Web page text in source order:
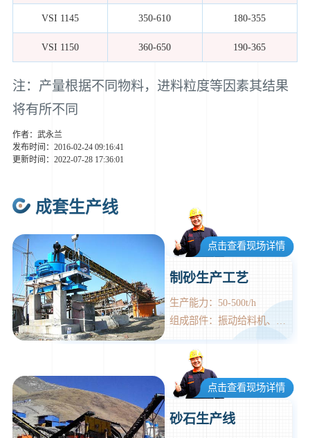
VSI 1145 350-610 180-355
VSI 1150 360-650 190-365
注：产量根据不同物料，进料粒度等因素其结果
将有所不同
作者：武永兰
发布时间：2016-02-24 09:16:41
更新时间：2022-07-28 17:36:01
成套生产线
点击查看现场详情
制砂生产工艺
生产能力：50-500t/h
组成部件：振动给料机、颚式破碎机、直通冲击式破碎机（制砂机）、振动筛、洗砂机、胶带输送机、集中电控等设备。
点击查看现场详情
砂石生产线